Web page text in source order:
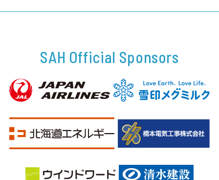
SAH Official Sponsors